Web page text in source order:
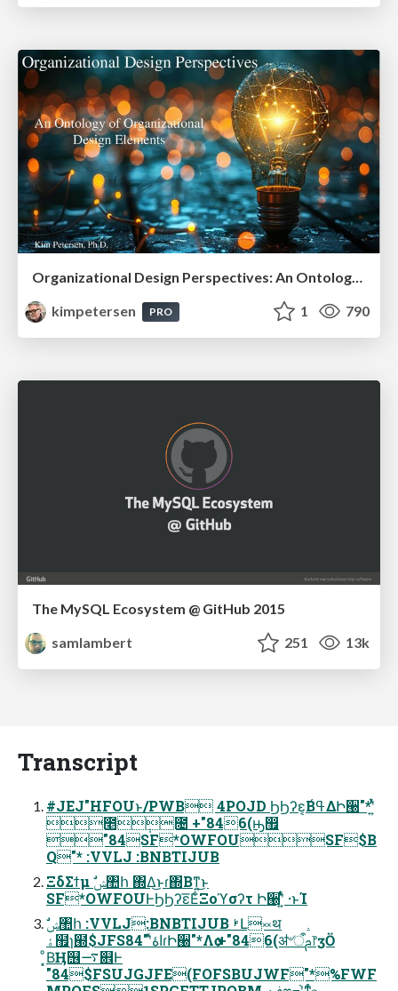
Organizational Design Perspectives: An Ontology of Organizational Design Elements
kimpetersen
PRO 1 790
The MySQL Ecosystem @ GitHub 2015
samlambert
251 13k
Transcript
#JEJ"HFOUͱ/PWB 4POJD ϦϦʔε͔Βߟ͑ΔԻ੠"*ʹ͍ͭͯ
೥݄೔ +"846(ԣ඿
"84SF*OWFOUSF$B
Q"* :VVLJ :BNBTIJUB
ΞδΣϯμ ࣗݾ঺հ ΍Δ͜ͱɾ΍Βͳ͍͜ͱ
SF*OWFOUͰϦϦʔε͞ΕͨΞοϓσʔτ Ի੠ʹ͍ͭͯ ·ͱΊ
ۀ຿ɿ๭$JFSاۀʹͯ"84ɾԻ੠"*Λѻ͏ +"846(ॳ৺ऀࢧ෦ӡӦ
͓ͦΒ͘Ӊ஦࠷଎Ͱ
"84$FSUJGJFE(FOFSBUJWF"*%FWF